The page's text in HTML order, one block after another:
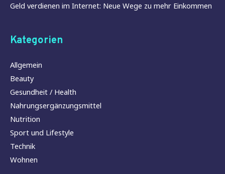
Geld verdienen im Internet: Neue Wege zu mehr Einkommen
Kategorien
Allgemein
Beauty
Gesundheit / Health
Nahrungsergänzungsmittel
Nutrition
Sport und Lifestyle
Technik
Wohnen